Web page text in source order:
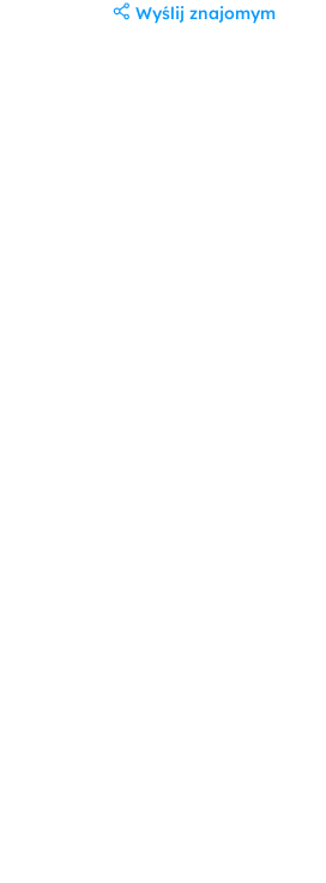
Wyślij znajomym